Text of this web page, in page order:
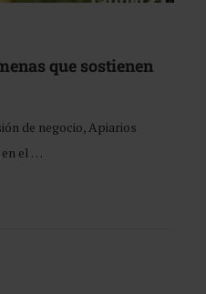
que sostienen
de negocio, Apiarios
el …